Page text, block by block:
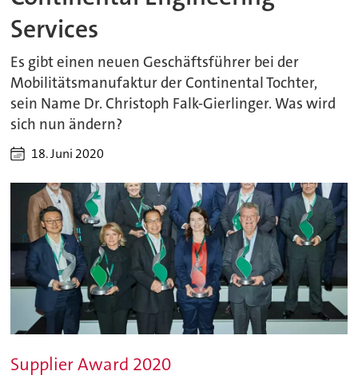
Services
Es gibt einen neuen Geschäftsführer bei der
Mobilitätsmanufaktur der Continental Tochter,
sein Name Dr. Christoph Falk-Gierlinger. Was wird
sich nun ändern?
18. Juni 2020
Supplier Award 2020